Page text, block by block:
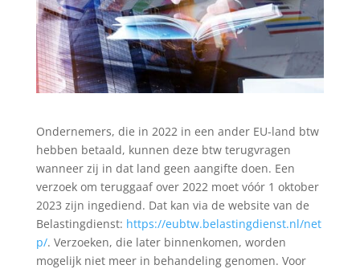
Ondernemers, die in 2022 in een ander EU-land btw
hebben betaald, kunnen deze btw terugvragen
wanneer zij in dat land geen aangifte doen. Een
verzoek om teruggaaf over 2022 moet vóór 1 oktober
2023 zijn ingediend. Dat kan via de website van de
Belastingdienst: https://eubtw.belastingdienst.nl/net
p/. Verzoeken, die later binnenkomen, worden
mogelijk niet meer in behandeling genomen. Voor